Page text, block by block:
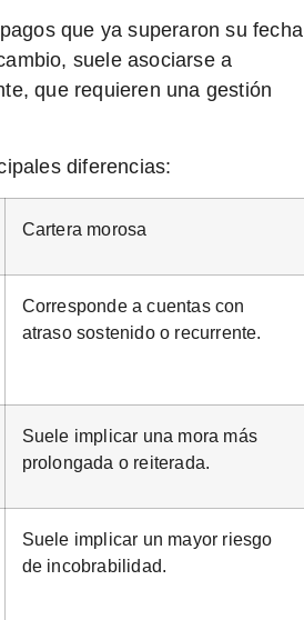
que ya superaron su fecha
suele asociarse a
que requieren una gestión
diferencias:
Cartera morosa
Corresponde a cuentas con
atraso sostenido o recurrente.
Suele implicar una mora más
prolongada o reiterada.
Suele implicar un mayor riesgo
de incobrabilidad.